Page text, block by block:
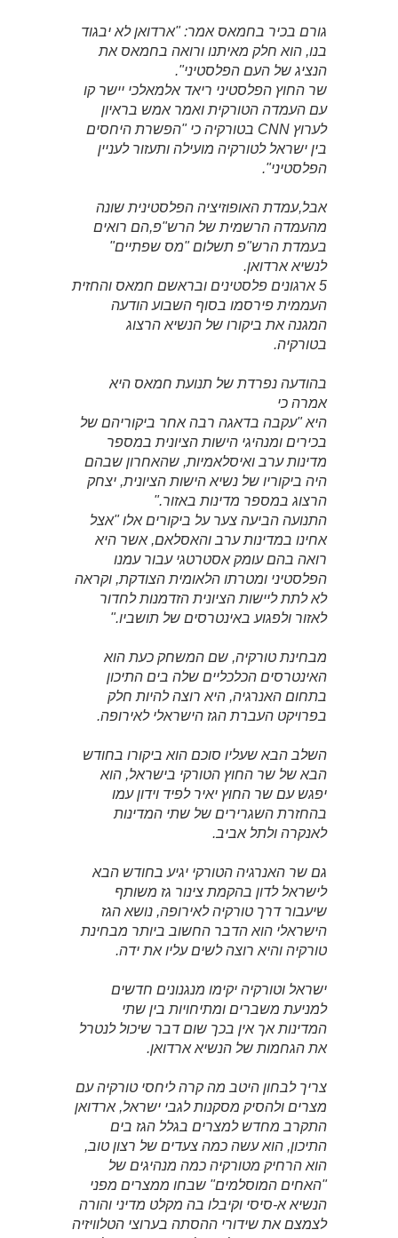
גורם בכיר בחמאס אמר: "ארדואן לא יבגוד
בנו, הוא חלק מאיתנו ורואה בחמאס את
הנציג של העם הפלסטיני".
שר החוץ הפלסטיני ריאד אלמאלכי יישר קו
עם העמדה הטורקית ואמר אמש בראיון
לערוץ CNN בטורקיה כי "הפשרת היחסים
בין ישראל לטורקיה מועילה ותעזור לעניין
הפלסטיני".
אבל,עמדת האופוזיציה הפלסטינית שונה
מהעמדה הרשמית של הרש"פ,הם רואים
בעמדת הרש"פ תשלום "מס שפתיים"
לנשיא ארדואן.
5 ארגונים פלסטינים ובראשם חמאס והחזית
העממית פירסמו בסוף השבוע הודעה
המגנה את ביקורו של הנשיא הרצוג
בטורקיה.
בהודעה נפרדת של תנועת חמאס היא
אמרה כי
היא "עקבה בדאגה רבה אחר ביקוריהם של
בכירים ומנהיגי הישות הציונית במספר
מדינות ערב ואיסלאמיות, שהאחרון שבהם
היה ביקוריו של נשיא הישות הציונית, יצחק
הרצוג במספר מדינות באזור."
התנועה הביעה צער על ביקורים אלו "אצל
אחינו במדינות ערב והאסלאם, אשר היא
רואה בהם עומק אסטרטגי עבור עמנו
הפלסטיני ומטרתו הלאומית הצודקת, וקראה
לא לתת ליישות הציונית הזדמנות לחדור
לאזור ולפגוע באינטרסים של תושביו."
מבחינת טורקיה, שם המשחק כעת הוא
האינטרסים הכלכליים שלה בים התיכון
בתחום האנרגיה, היא רוצה להיות חלק
בפרויקט העברת הגז הישראלי לאירופה.
השלב הבא שעליו סוכם הוא ביקורו בחודש
הבא של שר החוץ הטורקי בישראל, הוא
יפגש עם שר החוץ יאיר לפיד וידון עמו
בהחזרת השגרירים של שתי המדינות
לאנקרה ולתל אביב.
גם שר האנרגיה הטורקי יגיע בחודש הבא
לישראל לדון בהקמת צינור גז משותף
שיעבור דרך טורקיה לאירופה, נושא הגז
הישראלי הוא הדבר החשוב ביותר מבחינת
טורקיה והיא רוצה לשים עליו את ידה.
ישראל וטורקיה יקימו מנגנונים חדשים
למניעת משברים ומתיחויות בין שתי
המדינות אך אין בכך שום דבר שיכול לנטרל
את הגחמות של הנשיא ארדואן.
צריך לבחון היטב מה קרה ליחסי טורקיה עם
מצרים ולהסיק מסקנות לגבי ישראל, ארדואן
התקרב מחדש למצרים בגלל הגז בים
התיכון, הוא עשה כמה צעדים של רצון טוב,
הוא הרחיק מטורקיה כמה מנהיגים של
"האחים המוסלמים" שבחו ממצרים מפני
הנשיא א-סיסי וקיבלו בה מקלט מדיני והורה
לצמצם את שידורי ההסתה בערוצי הטלוויזיה